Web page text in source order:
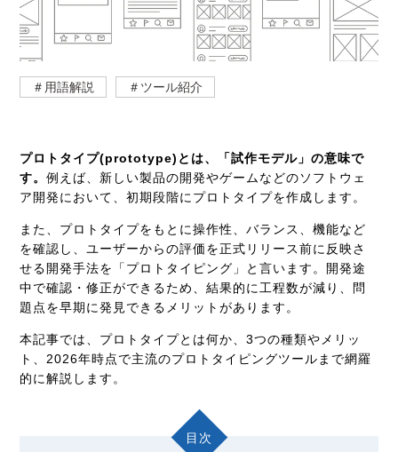
＃用語解説 ＃ツール紹介
プロトタイプ(prototype)とは、「試作モデル」の意味で
す。例えば、新しい製品の開発やゲームなどのソフトウェ
ア開発において、初期段階にプロトタイプを作成します。
また、プロトタイプをもとに操作性、バランス、機能など
を確認し、ユーザーからの評価を正式リリース前に反映さ
せる開発手法を「プロトタイピング」と言います。開発途
中で確認・修正ができるため、結果的に工程数が減り、問
題点を早期に発見できるメリットがあります。
本記事では、プロトタイプとは何か、3つの種類やメリッ
ト、2026年時点で主流のプロトタイピングツールまで網羅
的に解説します。
目次